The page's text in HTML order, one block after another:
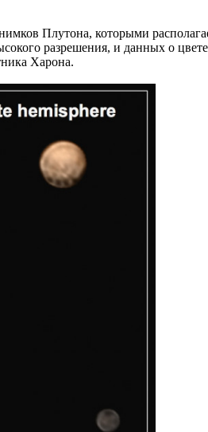
Плутона, которыми
разрешения, и данных о
Харона.